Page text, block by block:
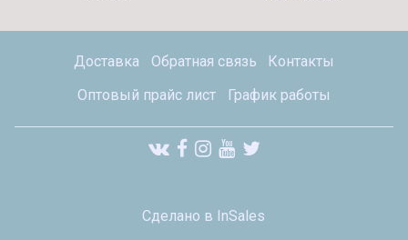
Доставка Обратная связь
Контакты
Оптовый прайс лист
График работы
Сделано в InSales